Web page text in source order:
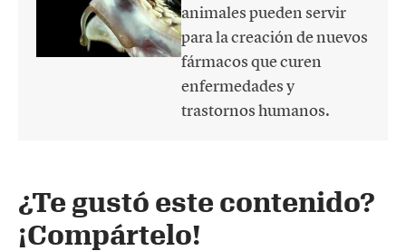
animales pueden servir
para la creación de nuevos
fármacos que curen
enfermedades y
trastornos humanos.
¿Te gustó este contenido?
¡Compártelo!